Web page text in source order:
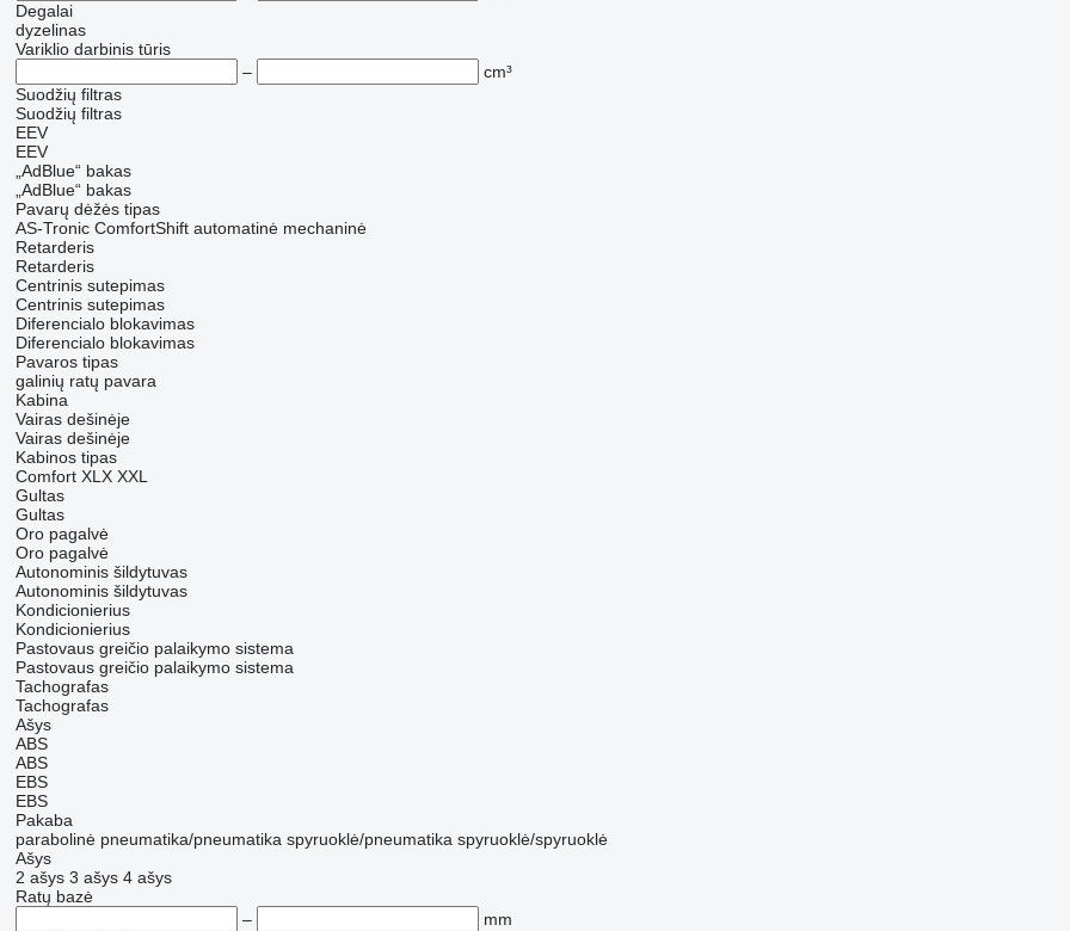
Degalai
dyzelinas
Variklio darbinis tūris
–
cm³
Suodžių filtras
Suodžių filtras
EEV
EEV
„AdBlue“ bakas
„AdBlue“ bakas
Pavarų dėžės tipas
AS-Tronic ComfortShift automatinė mechaninė
Retarderis
Retarderis
Centrinis sutepimas
Centrinis sutepimas
Diferencialo blokavimas
Diferencialo blokavimas
Pavaros tipas
galinių ratų pavara
Kabina
Vairas dešinėje
Vairas dešinėje
Kabinos tipas
Comfort XLX XXL
Gultas
Gultas
Oro pagalvė
Oro pagalvė
Autonominis šildytuvas
Autonominis šildytuvas
Kondicionierius
Kondicionierius
Pastovaus greičio palaikymo sistema
Pastovaus greičio palaikymo sistema
Tachografas
Tachografas
Ašys
ABS
ABS
EBS
EBS
Pakaba
parabolinė pneumatika/pneumatika spyruoklė/pneumatika spyruoklė/spyruoklė
Ašys
2 ašys 3 ašys 4 ašys
Ratų bazė
–
mm